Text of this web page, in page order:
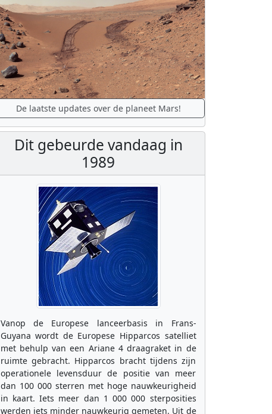
De laatste updates over de planeet Mars!
Dit gebeurde vandaag in
1989
Vanop de Europese lanceerbasis in Frans-
Guyana wordt de Europese Hipparcos satelliet
met behulp van een Ariane 4 draagraket in de
ruimte gebracht. Hipparcos bracht tijdens zijn
operationele levensduur de positie van meer
dan 100 000 sterren met hoge nauwkeurigheid
in kaart. Iets meer dan 1 000 000 sterposities
werden iets minder nauwkeurig gemeten. Uit de